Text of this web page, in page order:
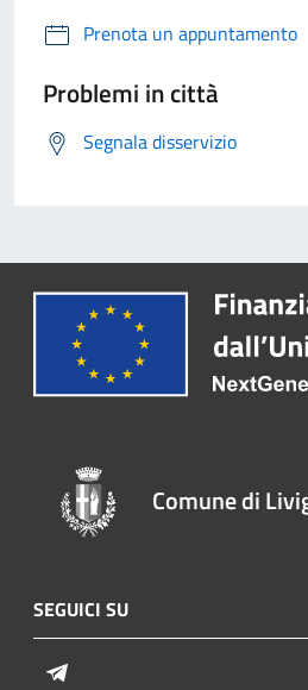
Prenota un appuntamento
Problemi in città
Segnala disservizio
Comune di
SEGUICI SU